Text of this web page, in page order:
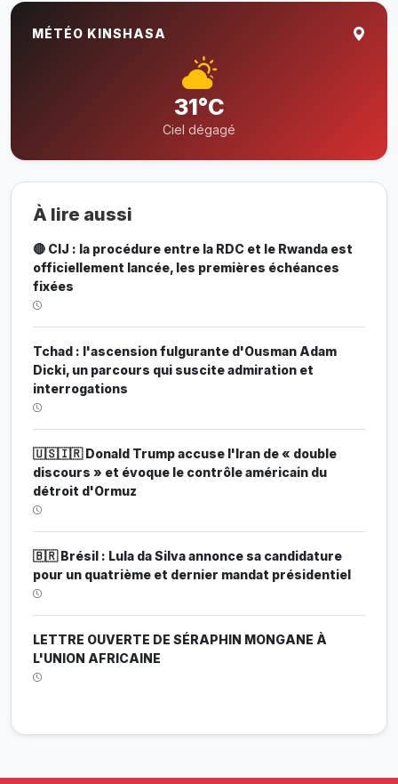
MÉTÉO KINSHASA
31°C
Ciel dégagé
À lire aussi
🔴 CIJ : la procédure entre la RDC et le Rwanda est
officiellement lancée, les premières échéances
fixées
Tchad : l'ascension fulgurante d'Ousman Adam
Dicki, un parcours qui suscite admiration et
interrogations
🇺🇸🇮🇷 Donald Trump accuse l'Iran de « double
discours » et évoque le contrôle américain du
détroit d'Ormuz
🇧🇷 Brésil : Lula da Silva annonce sa candidature
pour un quatrième et dernier mandat présidentiel
LETTRE OUVERTE DE SÉRAPHIN MONGANE À
L'UNION AFRICAINE